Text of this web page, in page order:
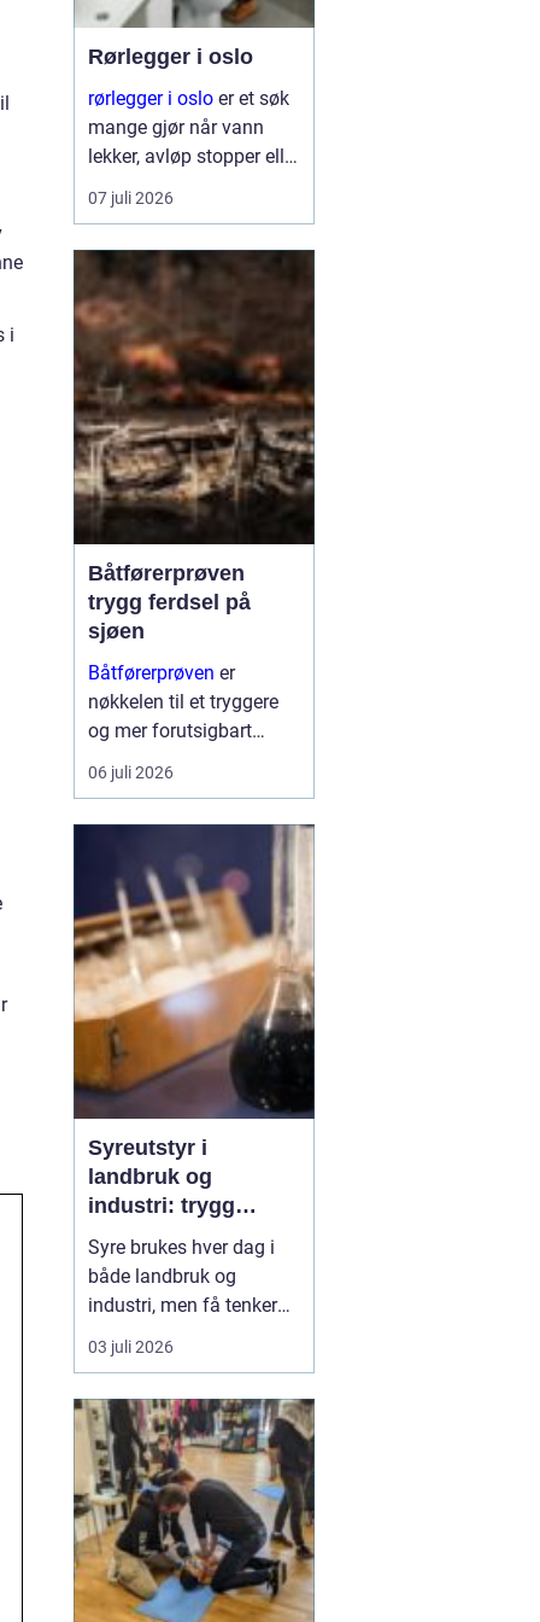
i
Rørlegger i oslo
rørlegger i oslo er et søk
mange gjør når vann
lekker, avløp stopper eller
et bad skal
totalrenoveres. Mange
mye en dyktig rørlegger
har å si for trygghet,
komfort og verdi på
boligen. ...
07 juli 2026
Båtførerprøven
trygg ferdsel på
sjøen
Båtførerprøven er
nøkkelen til et tryggere
og mer forutsigbart
båtliv. Mange opplever
at det å ta båtførerbevis
oppfylle et lovkrav, men
om å få kunnskap som
gir ro i magen når sjøen
bli...
06 juli 2026
Syreutstyr i
landbruk og
industri: trygg
håndtering og smart
investering
Syre brukes hver dag i
både landbruk og
industri, men få tenker
over hvor sårbar driften
blir når noe går galt med
feil doseres eller lagres
feil, kan det gi alvorlige
skader på mennesker,
dyr, maskiner og miljø.
Godt planl...
03 juli 2026